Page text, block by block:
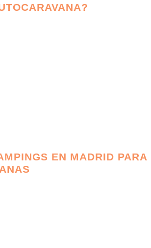
EN MADRID PARA